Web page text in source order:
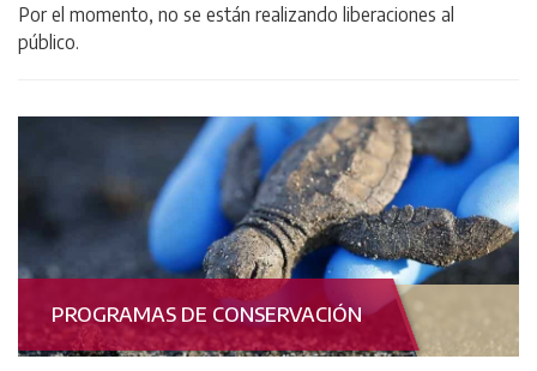
Por el momento, no se están realizando liberaciones al
público.
PROGRAMAS DE CONSERVACIÓN